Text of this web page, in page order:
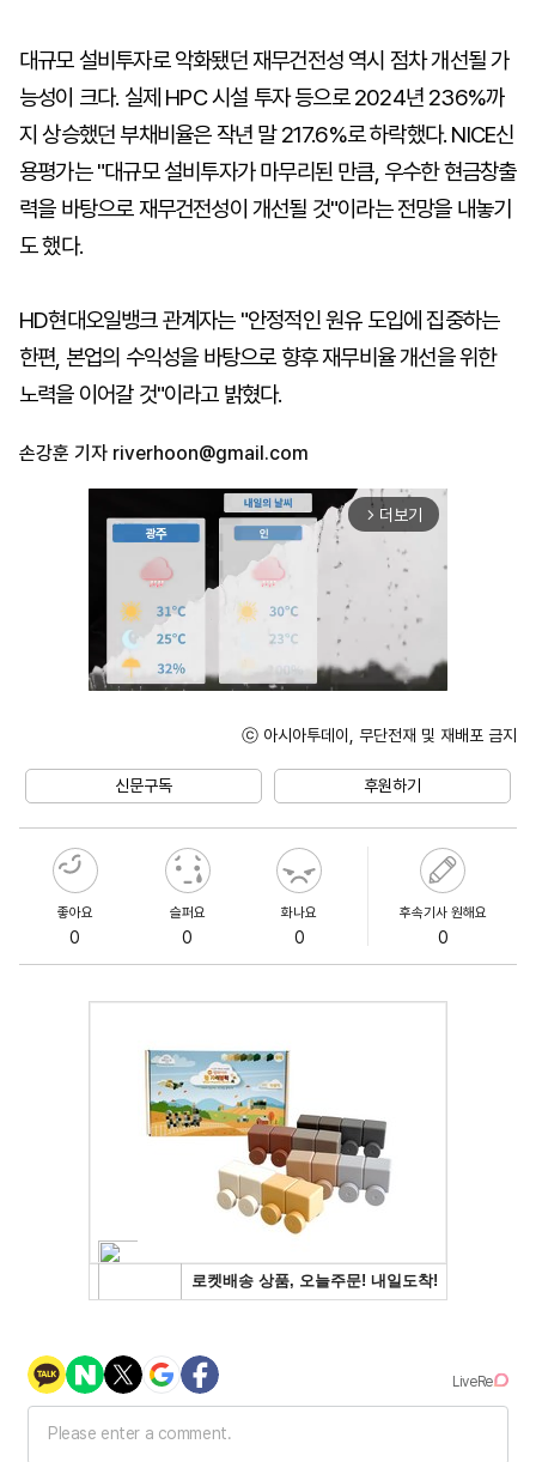
대규모 설비투자로 악화됐던 재무건전성 역시 점차 개선될 가
능성이 크다. 실제 HPC 시설 투자 등으로 2024년 236%까
지 상승했던 부채비율은 작년 말 217.6%로 하락했다. NICE신
용평가는 "대규모 설비투자가 마무리된 만큼, 우수한 현금창출
력을 바탕으로 재무건전성이 개선될 것"이라는 전망을 내놓기
도 했다.
HD현대오일뱅크 관계자는 "안정적인 원유 도입에 집중하는
한편, 본업의 수익성을 바탕으로 향후 재무비율 개선을 위한
노력을 이어갈 것"이라고 밝혔다.
손강훈 기자 riverhoon@gmail.com
arrow_forward_ios 더보기
ⓒ 아시아투데이, 무단전재 및 재배포 금지
신문구독 후원하기
좋아요
0
슬퍼요
0
화나요
0
후속기사 원해요
0